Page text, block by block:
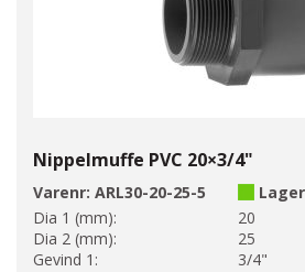
Nippelmuffe PVC 20×3/4"
Varenr: ARL30-20-25-5
Dia 1 (mm):
20
Dia 2 (mm):
25
Gevind 1:
3/4"